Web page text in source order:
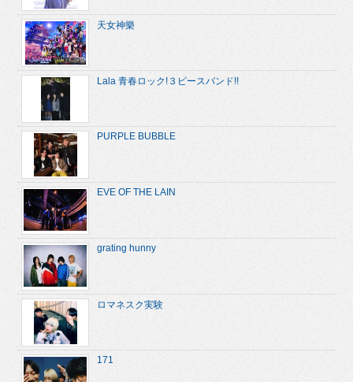
天女神樂
Lala 青春ロック!３ピースバンド!!
PURPLE BUBBLE
EVE OF THE LAIN
grating hunny
ロマネスク実験
171